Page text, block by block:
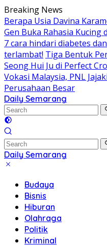
Skip
to
content
Breaking News
Berapa Usia Davina
Gen Buka Rahasia Kucing
7 cara hindari diabetes
terlambat! Tiga Bentuk
Seong Hui Ju di Perfect
Vokasi Malaysia, PNL
Perusahaan Besar
Daily Semarang
"Semarang
Hari
Ini:
Informasi
Terkini
untuk
Daily Semarang
"Semarang
Informasi
Terkini
untuk
Anda"
Budaya
Bisnis
Hiburan
Olahraga
Politik
Kriminal